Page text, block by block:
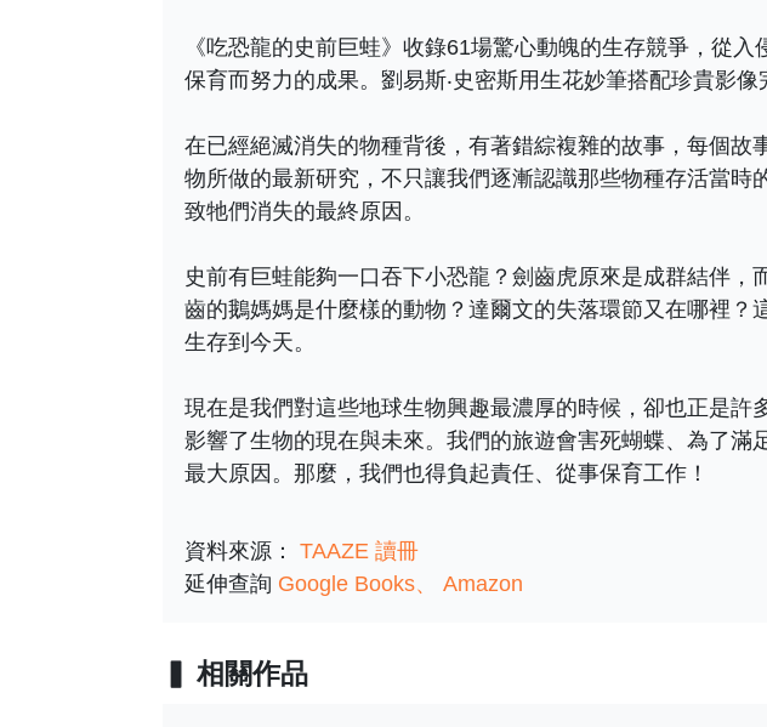
《吃恐龍的史前巨蛙》收錄61場驚心動魄的生存競爭，從
保育而努力的成果。劉易斯‧史密斯用生花妙筆搭配珍貴影
在已經絕滅消失的物種背後，有著錯綜複雜的故事，每個
物所做的最新研究，不只讓我們逐漸認識那些物種存活當
致牠們消失的最終原因。
史前有巨蛙能夠一口吞下小恐龍？劍齒虎原來是成群結伴
齒的鵝媽媽是什麼樣的動物？達爾文的失落環節又在哪裡
生存到今天。
現在是我們對這些地球生物興趣最濃厚的時候，卻也正是
影響了生物的現在與未來。我們的旅遊會害死蝴蝶、為了
最大原因。那麼，我們也得負起責任、從事保育工作！
資料來源： TAAZE 讀冊
延伸查詢 Google Books Amazon
相關作品